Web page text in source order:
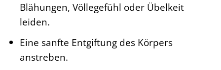
Blähungen, Völlegefühl oder Übelkeit
leiden.
Eine sanfte Entgiftung des Körpers
anstreben.